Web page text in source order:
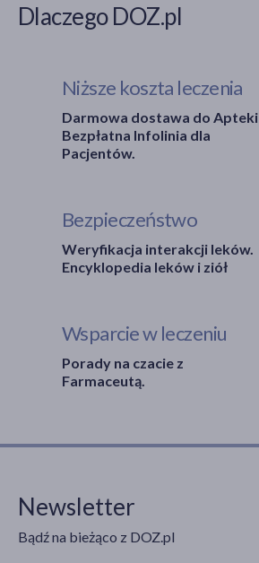
Dlaczego DOZ.pl
Niższe koszta leczenia
Darmowa dostawa do Apteki
Bezpłatna Infolinia dla
Pacjentów.
Bezpieczeństwo
Weryfikacja interakcji leków.
Encyklopedia leków i ziół
Wsparcie w leczeniu
Porady na czacie z
Farmaceutą.
Newsletter
Bądź na bieżąco z DOZ.pl